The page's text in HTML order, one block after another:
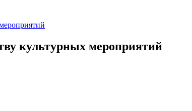
культурных мероприятий